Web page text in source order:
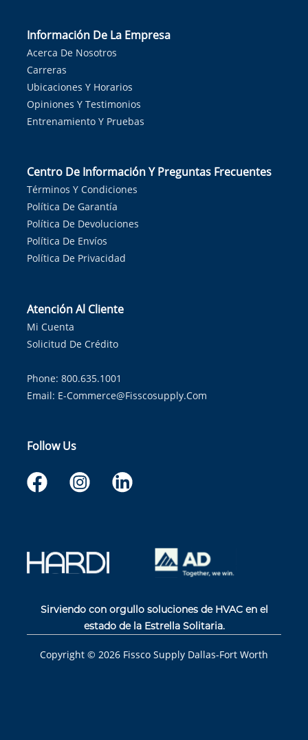
Información De La Empresa
Acerca De Nosotros
Carreras
Ubicaciones Y Horarios
Opiniones Y Testimonios
Entrenamiento Y Pruebas
Centro De Información Y Preguntas Frecuentes
Términos Y Condiciones
Política De Garantía
Política De Devoluciones
Política De Envíos
Política De Privacidad
Atención Al Cliente
Mi Cuenta
Solicitud De Crédito
Phone: 800.635.1001
Email: E-Commerce@fisscosupply.com
Follow Us
Sirviendo con orgullo soluciones de HVAC en el
estado de la Estrella Solitaria.
Copyright © 2026 Fissco Supply Dallas-Fort Worth